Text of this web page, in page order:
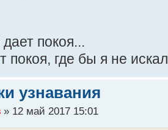
покоя...
покоя, где бы я не
узнавания
» 12 май 2017 15:01